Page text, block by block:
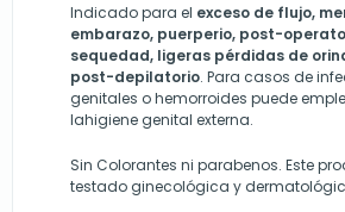
Indicado para el exceso de flujo,
embarazo, puerperio, post-
sequedad, ligeras pérdidas de
post-depilatorio. Para casos de
genitales o hemorroides puede
lahigiene genital externa.
Sin Colorantes ni parabenos. Este
testado ginecológica y